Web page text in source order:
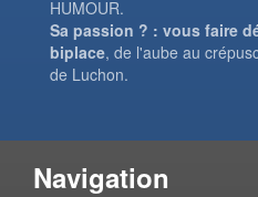
HUMOUR.
Sa passion ? : vous faire
biplace, de l'aube au
de Luchon.
Navigation